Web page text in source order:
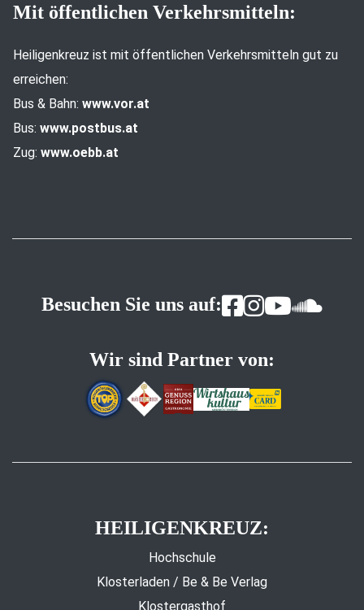
Mit öffentlichen Verkehrsmitteln:
Heiligenkreuz ist mit öffentlichen Verkehrsmitteln gut zu
erreichen:
Bus & Bahn: www.vor.at
Bus: www.postbus.at
Zug: www.oebb.at
Besuchen Sie uns auf:
Wir sind Partner von:
HEILIGENKREUZ:
Hochschule
Klosterladen / Be & Be Verlag
Klostergasthof